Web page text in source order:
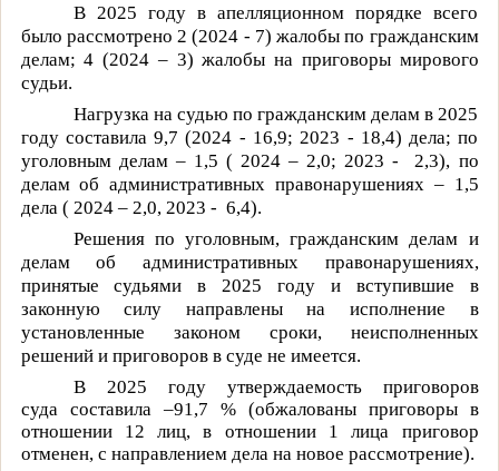
В 2025 году в апелляционном порядке всего
было рассмотрено 2(2024 - 7) жалобы по гражданским
делам; 4 (2024 – 3)жалобы на приговоры мирового
судьи.
Нагрузка на судью по гражданским делам в 2025
году составила 9,7 (2024 - 16,9; 2023 - 18,4) дела; по
уголовным делам – 1,5 ( 2024 – 2,0; 2023 -
2,3), по
делам об административных правонарушениях – 1,5
дела ( 2024 – 2,0, 2023 - 6,4).
Решения по уголовным, гражданским делам и
делам об административных правонарушениях,
принятые судьямив 2025 году и вступившие в
законную силу направлены на исполнение в
установленные законом сроки, неисполненных
решений и приговоров в суде не имеется.
В 2025 году утверждаемость приговоров
суда составила –91,7 % (обжалованы приговоры в
отношении 12 лиц, в отношении 1 лица приговор
отменен, с направлением дела на новое рассмотрение).